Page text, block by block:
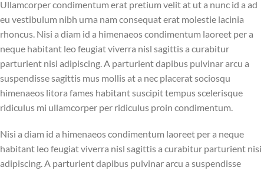
Ullamcorper condimentum erat pretium velit at ut a nunc id a ad
eu vestibulum nibh urna nam consequat erat molestie lacinia
rhoncus. Nisi a diam id a himenaeos condimentum laoreet per a
neque habitant leo feugiat viverra nisl sagittis a curabitur
parturient nisi adipiscing. A parturient dapibus pulvinar arcu a
suspendisse sagittis mus mollis at a nec placerat sociosqu
himenaeos litora fames habitant suscipit tempus scelerisque
ridiculus mi ullamcorper per ridiculus proin condimentum.
Nisi a diam id a himenaeos condimentum laoreet per a neque
habitant leo feugiat viverra nisl sagittis a curabitur parturient nisi
adipiscing. A parturient dapibus pulvinar arcu a suspendisse